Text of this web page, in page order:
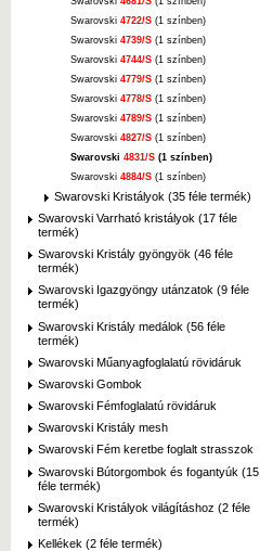
Swarovski 4722/S (1 színben)
Swarovski 4739/S (1 színben)
Swarovski 4744/S (1 színben)
Swarovski 4779/S (1 színben)
Swarovski 4778/S (1 színben)
Swarovski 4789/S (1 színben)
Swarovski 4827/S (1 színben)
Swarovski 4831/S (1 színben)
Swarovski 4884/S (1 színben)
Swarovski Kristályok (35 féle termék)
Swarovski Varrható kristályok (17 féle
termék)
Swarovski Kristály gyöngyök (46 féle
termék)
Swarovski Igazgyöngy utánzatok (9 féle
termék)
Swarovski Kristály medálok (56 féle
termék)
Swarovski Műanyagfoglalatú rövidáruk
Swarovski Gombok
Swarovski Fémfoglalatú rövidáruk
Swarovski Kristály mesh
Swarovski Fém keretbe foglalt strasszok
Swarovski Bútorgombok és fogantyúk (15
féle termék)
Swarovski Kristályok világításhoz (2 féle
termék)
Kellékek (2 féle termék)